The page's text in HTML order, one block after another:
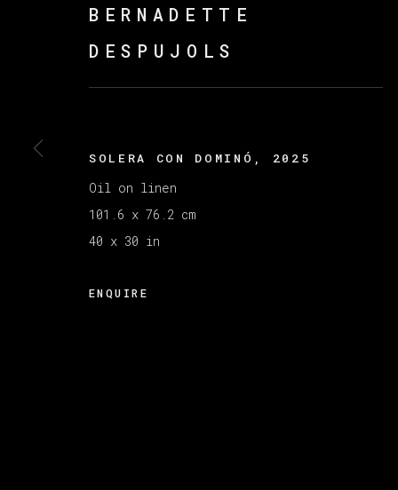
BERNADETTE
DESPUJOLS
SOLERA CON DOMINÓ , 2025
Oil on linen
101.6 x 76.2 cm
40 x 30 in
ENQUIRE